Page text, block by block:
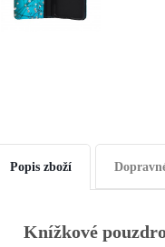
Popis zboží
Knížkové